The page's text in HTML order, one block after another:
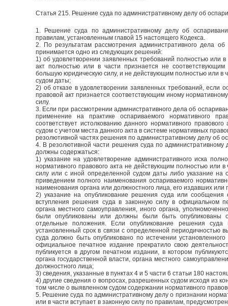
Статья 215. Решение суда по административному делу об
1. Решение суда по административному делу об
правилам, установленным главой 15 настоящего Кодекса.
2. По результатам рассмотрения административного дела
принимается одно из следующих решений:
1) об удовлетворении заявленных требований полностью или
акт полностью или в части признается не
большую юридическую силу, и не действующим полностью или в
судом даты;
2) об отказе в удовлетворении заявленных требований, если
правовой акт признается соответствующим иному
силу.
3. Если при рассмотрении административного дела об
применение на практике оспариваемого нормативного
соответствует истолкованию данного нормативного
судом с учетом места данного акта в системе нормативных
резолютивной частях решения по административному делу об
4. В резолютивной части решения суда по административному
должны содержаться:
1) указание на удовлетворение административного иска
нормативного правового акта не действующим полностью или
силу или с иной определенной судом даты либо указание на
приведением полного наименования оспариваемого
наименования органа или должностного лица, его издавших или
2) указание на опубликование решения суда или
вступления решения суда в законную силу в официальном
органа местного самоуправления, иного органа,
были опубликованы или должны были быть опубликованы
отдельные положения. Если опубликование решения
установленный срок в связи с определенной периодичностью
суда должно быть опубликовано по истечении
официальное печатное издание прекратило свою
публикуется в другом печатном издании, в котором
органа государственной власти, органа местного
должностного лица;
3) сведения, указанные в пунктах 4 и 5 части 6 статьи 180
4) другие сведения о вопросах, разрешенных судом исходя из
том числе о выявленном судом содержании нормативного
5. Решение суда по административному делу о признании
или в части вступает в законную силу по правилам,